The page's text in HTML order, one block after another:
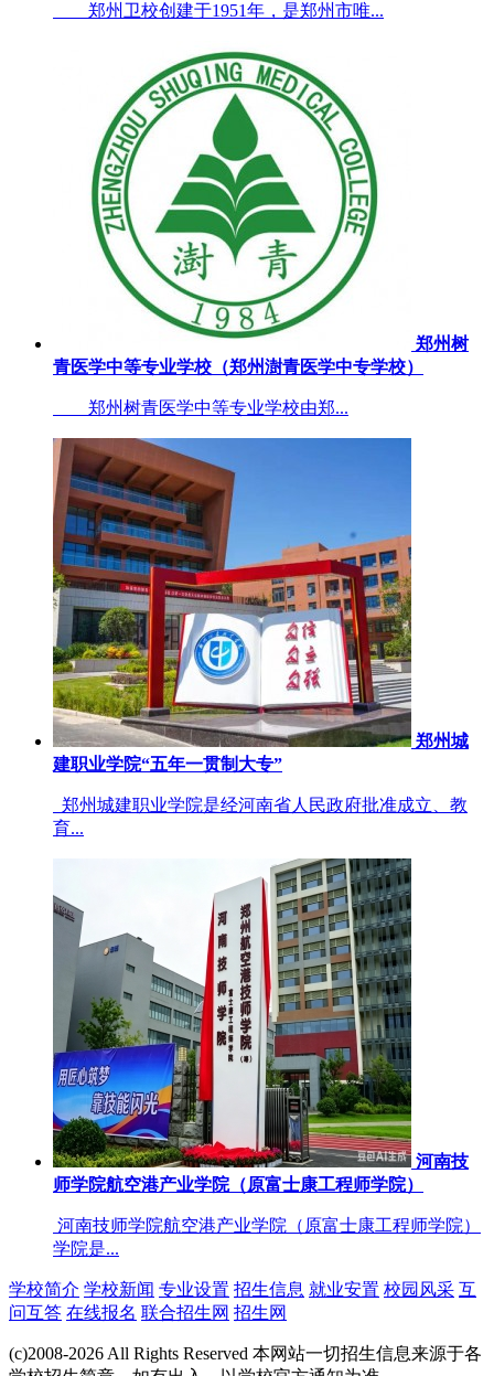
郑州卫校创建于1951年，是郑州市唯...
郑州树
青医学中等专业学校（郑州澍青医学中专学校）
郑州树青医学中等专业学校由郑...
郑州城
建职业学院“五年一贯制大专”
郑州城建职业学院是经河南省人民政府批准成立、教
育...
河南技
师学院航空港产业学院（原富士康工程师学院）
河南技师学院航空港产业学院（原富士康工程师学院）
学院是...
学校简介 学校新闻 专业设置 招生信息 就业安置 校园风采 互
问互答 在线报名 联合招生网 招生网
(c)2008-2026 All Rights Reserved 本网站一切招生信息来源于各